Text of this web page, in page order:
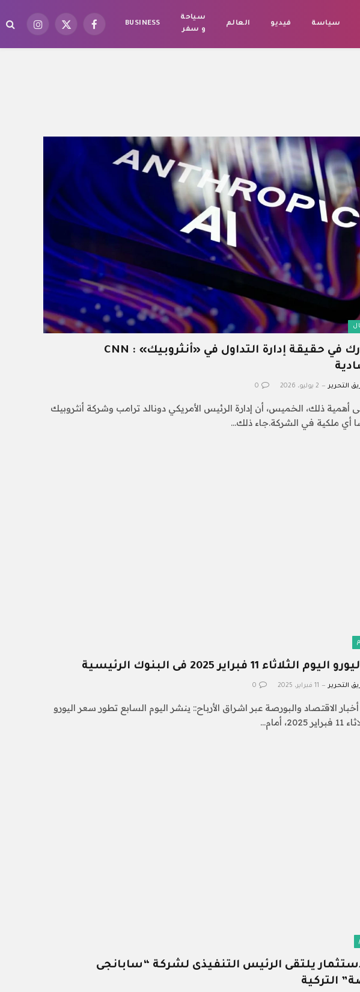
سياسة فيديو العالم
سياحة
و سفر
BUSINESS فيسبوكX
الانستغرام
لا تشارك في حقيقة إدارة التداول في «أنثروبيك» : CNN
التحرير 2 يوليو، 2026 0
أهمية ذلك، الخميس، أن إدارة الرئيس الأمريكي دونالد ترامب وشركة أنثروبيك
أي ملكية في الشركة.جاء ذلك…
الثلاثاء 11 فبراير 2025 فى البنوك الرئيسية
التحرير 11 فبراير، 2025 0
الاقتصاد والبورصة عبر اشراق الأرباح:: ينشر اليوم السابع تطور سعر اليورو
أمام…
يلتقى الرئيس التنفيذى لشركة “سابانجى
التركية